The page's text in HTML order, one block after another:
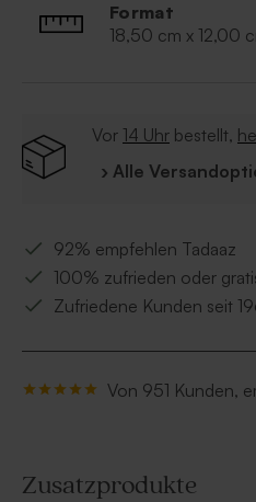
Format
18,50 cm x 12,00
Vor 14 Uhr bestellt,
› Alle
92% empfehlen Tadaaz
100% zufrieden oder
Zufriedene Kunden seit
Von 951 Kunden,
Zusatzprodukte